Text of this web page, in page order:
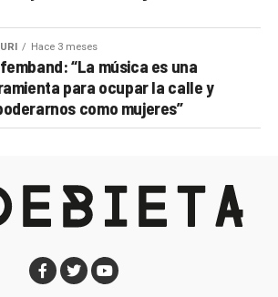
Hace 3 meses
“La música es una
para ocupar la calle y
como mujeres”